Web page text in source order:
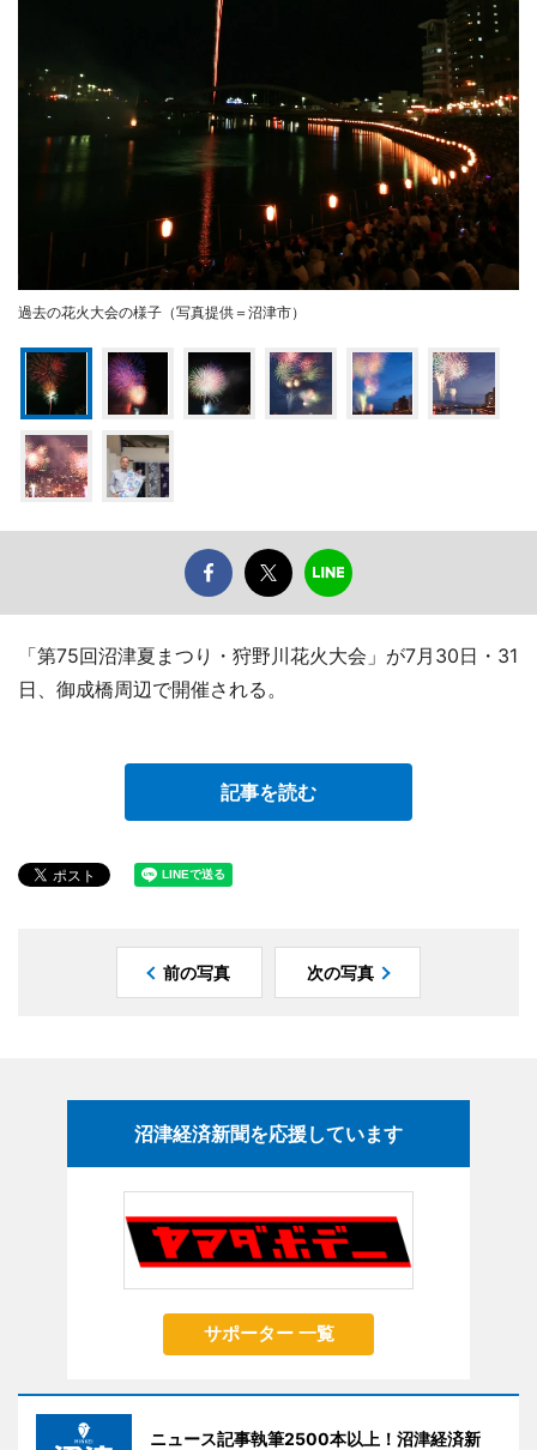
過去の花火大会の様子（写真提供＝沼津市）
「第75回沼津夏まつり・狩野川花火大会」が7月30日・31
日、御成橋周辺で開催される。
記事を読む
前の写真 次の写真
沼津経済新聞を応援しています
サポーター 一覧
ニュース記事執筆2500本以上！沼津経済新